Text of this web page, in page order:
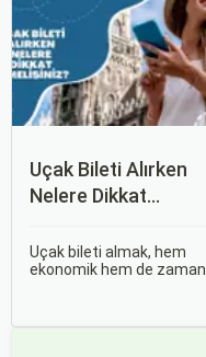
yazıda, mevsimsel
değişiklikleri, özel tatil
günlerini ve Sorgulamax.
Uçak Bileti Alırken
Nelere Dikkat
Uçak bileti almak, hem
ekonomik hem de zaman